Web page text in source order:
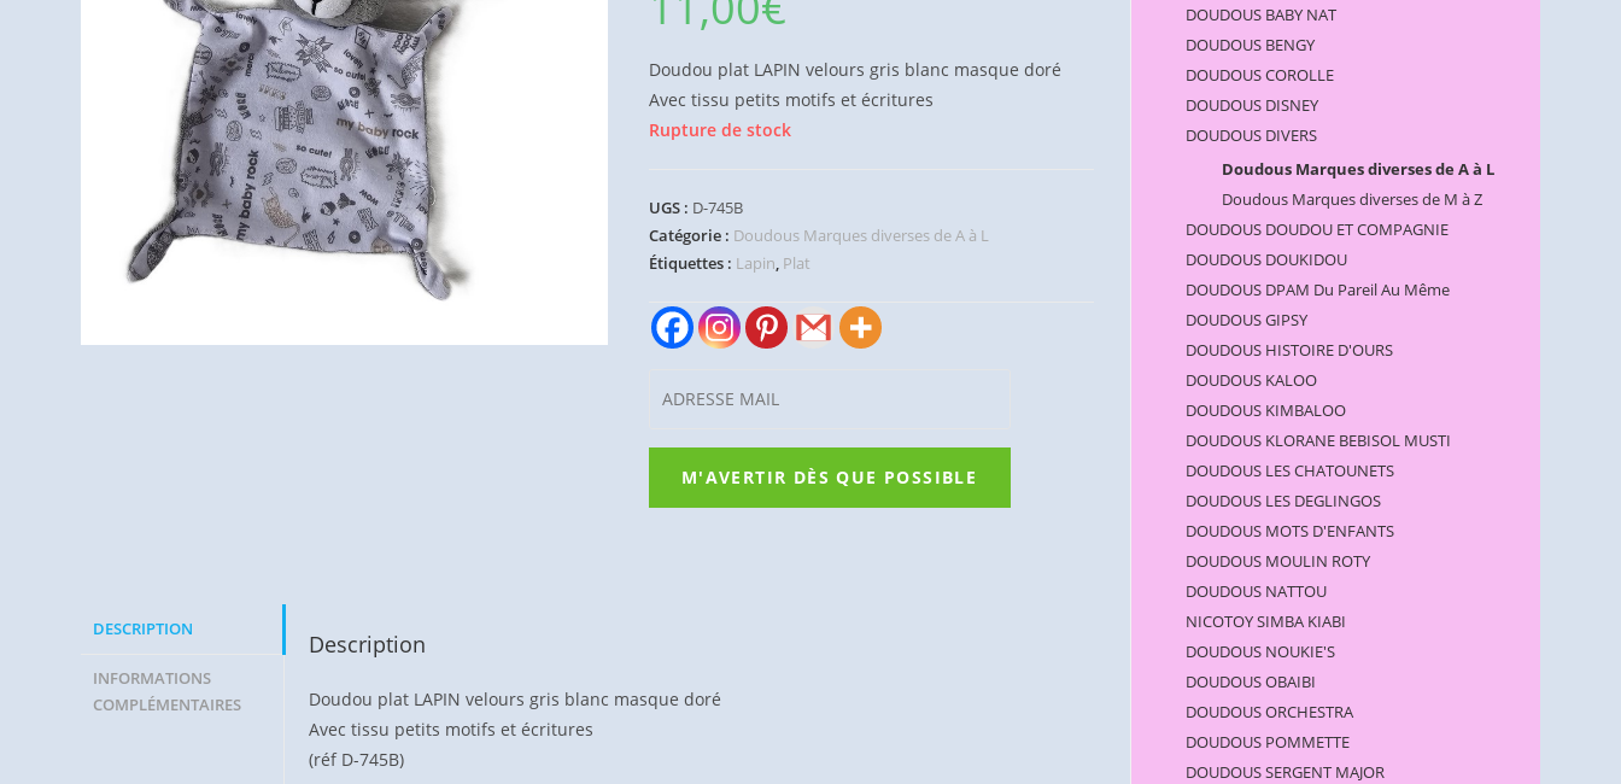
Doudou plat LAPIN velours gris blanc masque doré
Avec tissu petits motifs et écritures
Rupture de stock
UGS : D-745B
Catégorie : Doudous Marques diverses de A à L
Étiquettes : Lapin, Plat
DESCRIPTION
INFORMATIONS
COMPLÉMENTAIRES
Description
Doudou plat LAPIN velours gris blanc masque doré
Avec tissu petits motifs et écritures
(réf D-745B)
DOUDOUS BABY NAT
DOUDOUS BENGY
DOUDOUS COROLLE
DOUDOUS DISNEY
DOUDOUS DIVERS
Doudous Marques diverses de A à L
Doudous Marques diverses de M à Z
DOUDOUS DOUDOU ET COMPAGNIE
DOUDOUS DOUKIDOU
DOUDOUS DPAM Du Pareil Au Même
DOUDOUS GIPSY
DOUDOUS HISTOIRE D'OURS
DOUDOUS KALOO
DOUDOUS KIMBALOO
DOUDOUS KLORANE BEBISOL MUSTI
DOUDOUS LES CHATOUNETS
DOUDOUS LES DEGLINGOS
DOUDOUS MOTS D'ENFANTS
DOUDOUS MOULIN ROTY
DOUDOUS NATTOU
NICOTOY SIMBA KIABI
DOUDOUS NOUKIE'S
DOUDOUS OBAIBI
DOUDOUS ORCHESTRA
DOUDOUS POMMETTE
DOUDOUS SERGENT MAJOR